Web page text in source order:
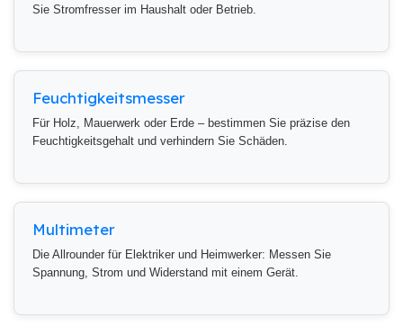
Sie Stromfresser im Haushalt oder Betrieb.
Feuchtigkeitsmesser
Für Holz, Mauerwerk oder Erde – bestimmen Sie präzise den
Feuchtigkeitsgehalt und verhindern Sie Schäden.
Multimeter
Die Allrounder für Elektriker und Heimwerker: Messen Sie
Spannung, Strom und Widerstand mit einem Gerät.